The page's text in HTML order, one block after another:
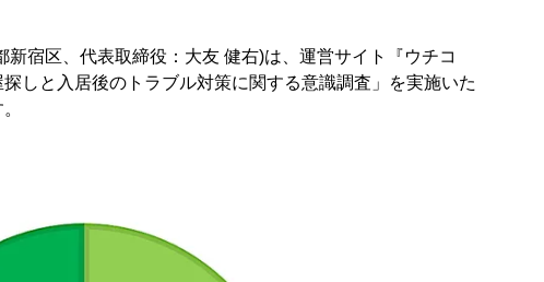
宿区、代表取締役：大友 健右)は、運営サイト『ウチコ
しと入居後のトラブル対策に関する意識調査」を実施いた